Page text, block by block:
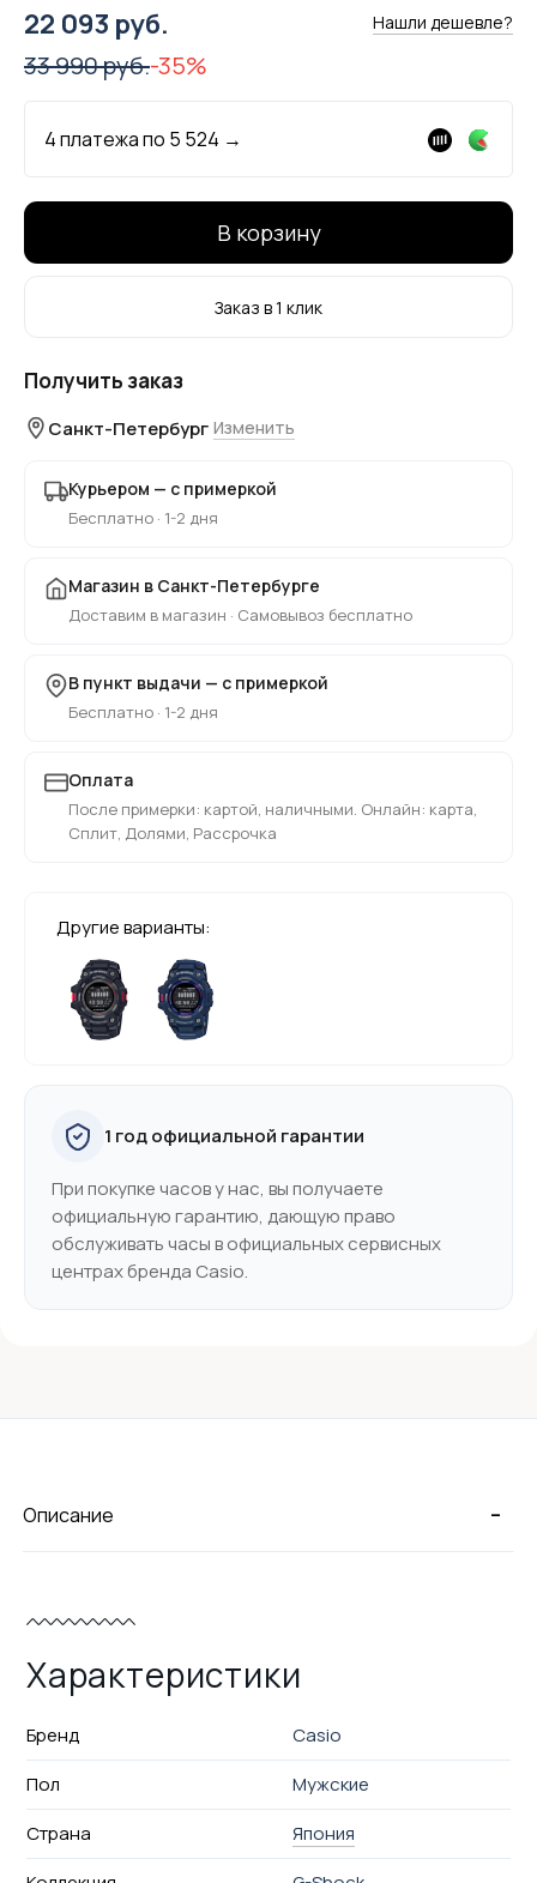
22 093 руб. Нашли дешевле?
33 990 руб.-35%
4 платежа по 5 524 →
В корзину
Заказ в 1 клик
Получить заказ
Санкт-Петербург Изменить
Курьером — с примеркой
Бесплатно · 1-2 дня
Магазин в Санкт-Петербурге
Доставим в магазин · Самовывоз бесплатно
В пункт выдачи — с примеркой
Бесплатно · 1-2 дня
Оплата
После примерки: картой, наличными. Онлайн: карта,
Сплит, Долями, Рассрочка
Другие варианты:
1 год официальной гарантии
При покупке часов у нас, вы получаете
официальную гарантию, дающую право
обслуживать часы в официальных сервисных
центрах бренда Casio.
-
Описание
Характеристики
Бренд
Casio
Пол
Мужские
Страна
Япония